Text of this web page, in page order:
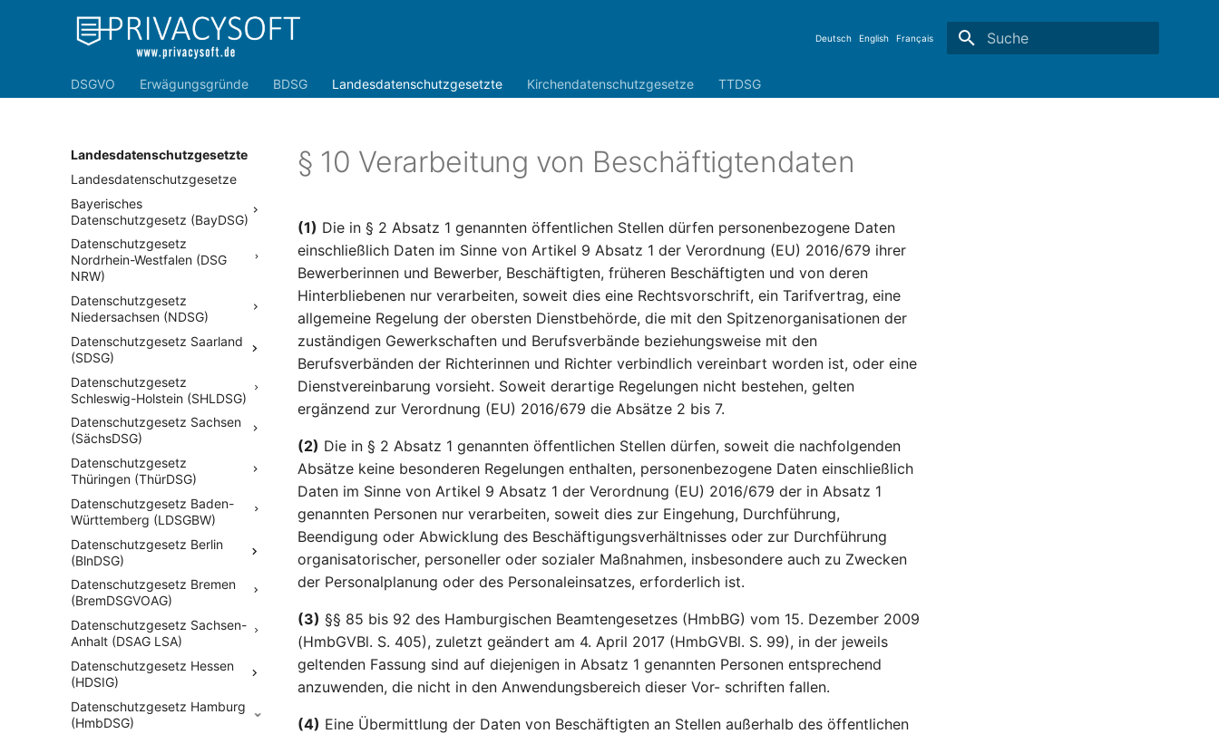
Deutsch English Français
DSGVO Erwägungsgründe BDSG Landesdatenschutzgesetzte Kirchendatenschutzgesetze TTDSG
Landesdatenschutzgesetzte
Landesdatenschutzgesetze
Bayerisches
Datenschutzgesetz (BayDSG)
Datenschutzgesetz
Nordrhein-Westfalen (DSG
NRW)
Datenschutzgesetz
Niedersachsen (NDSG)
Datenschutzgesetz Saarland
(SDSG)
Datenschutzgesetz
Schleswig-Holstein (SHLDSG)
Datenschutzgesetz Sachsen
(SächsDSG)
Datenschutzgesetz
Thüringen (ThürDSG)
Datenschutzgesetz Baden-
Württemberg (LDSGBW)
Datenschutzgesetz Berlin
(BlnDSG)
Datenschutzgesetz Bremen
(BremDSGVOAG)
Datenschutzgesetz Sachsen-
Anhalt (DSAG LSA)
Datenschutzgesetz Hessen
(HDSIG)
Datenschutzgesetz Hamburg
(HmbDSG)
§ 10 Verarbeitung von Beschäftigtendaten
(1) Die in § 2 Absatz 1 genannten öffentlichen Stellen dürfen personenbezogene Daten
einschließlich Daten im Sinne von Artikel 9 Absatz 1 der Verordnung (EU) 2016/679 ihrer
Bewerberinnen und Bewerber, Beschäftigten, früheren Beschäftigten und von deren
Hinterbliebenen nur verarbeiten, soweit dies eine Rechtsvorschrift, ein Tarifvertrag, eine
allgemeine Regelung der obersten Dienstbehörde, die mit den Spitzenorganisationen der
zuständigen Gewerkschaften und Berufsverbände beziehungsweise mit den
Berufsverbänden der Richterinnen und Richter verbindlich vereinbart worden ist, oder eine
Dienstvereinbarung vorsieht. Soweit derartige Regelungen nicht bestehen, gelten
ergänzend zur Verordnung (EU) 2016/679 die Absätze 2 bis 7.
(2) Die in § 2 Absatz 1 genannten öffentlichen Stellen dürfen, soweit die nachfolgenden
Absätze keine besonderen Regelungen enthalten, personenbezogene Daten einschließlich
Daten im Sinne von Artikel 9 Absatz 1 der Verordnung (EU) 2016/679 der in Absatz 1
genannten Personen nur verarbeiten, soweit dies zur Eingehung, Durchführung,
Beendigung oder Abwicklung des Beschäftigungsverhältnisses oder zur Durchführung
organisatorischer, personeller oder sozialer Maßnahmen, insbesondere auch zu Zwecken
der Personalplanung oder des Personaleinsatzes, erforderlich ist.
(3) §§ 85 bis 92 des Hamburgischen Beamtengesetzes (HmbBG) vom 15. Dezember 2009
(HmbGVBl. S. 405), zuletzt geändert am 4. April 2017 (HmbGVBl. S. 99), in der jeweils
geltenden Fassung sind auf diejenigen in Absatz 1 genannten Personen entsprechend
anzuwenden, die nicht in den Anwendungsbereich dieser Vor- schriften fallen.
(4) Eine Übermittlung der Daten von Beschäftigten an Stellen außerhalb des öffentlichen